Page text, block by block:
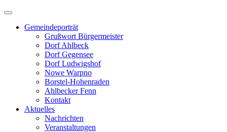
Gemeindeporträt
Grußwort Bürgermeister
Dorf Ahlbeck
Dorf Gegensee
Dorf Ludwigshof
Nowe Warpno
Borstel-Hohenraden
Ahlbecker Fenn
Kontakt
Aktuelles
Nachrichten
Veranstaltungen